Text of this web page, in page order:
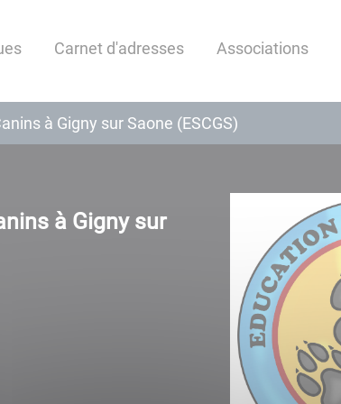
Carnet d'adresses Associations
à Gigny sur Saone (ESCGS)
à Gigny sur